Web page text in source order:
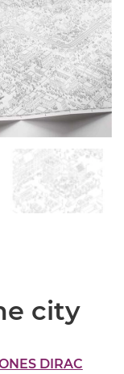
city
DIRAC